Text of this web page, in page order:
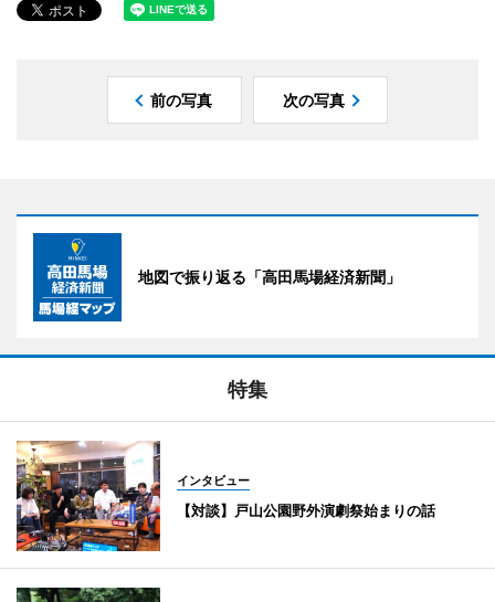
前の写真 次の写真
地図で振り返る「高田馬場経済新聞」
特集
インタビュー
【対談】戸山公園野外演劇祭始まりの話